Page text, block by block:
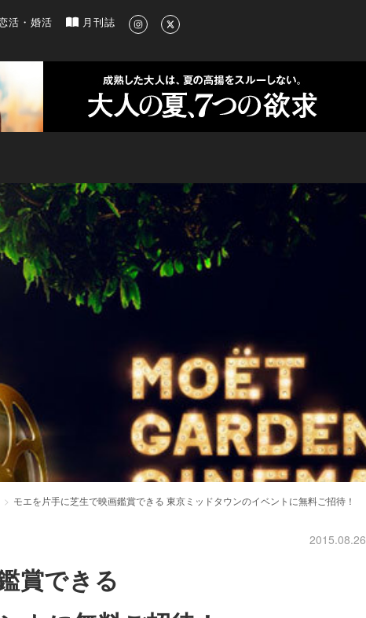
ルメ、洗練されたライフスタイル情報
活・婚活 月刊誌
モエを片手に芝生で映画鑑賞できる 東京ミッドタウンのイベントに無料ご招待！
2015.08.26
賞できる